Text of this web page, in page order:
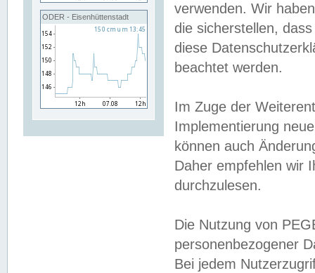
ODER - Eisenhüttenstadt
verwenden. Wir
die sicherstellen,
diese
beachtet werden.
Im Zuge der
Implementierung
können auch
Daher empfehlen wir
durchzulesen.
Die Nutzung von
personenbezogener
Bei jedem